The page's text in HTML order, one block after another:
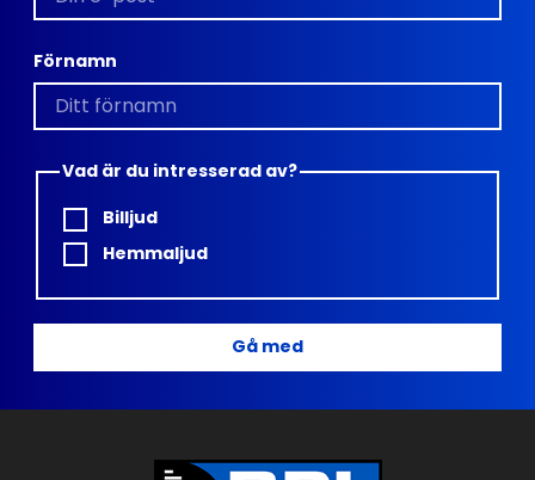
Förnamn
Vad är du intresserad av?
Billjud
Hemmaljud
Gå med